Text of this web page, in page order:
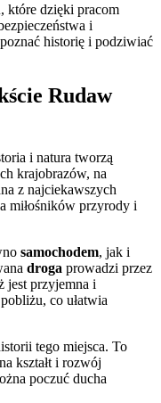
, które dzięki pracom
i
historię i podziwiać
Rudaw
i natura tworzą
krajobrazów, na
z najciekawszych
miłośników przyrody i
samochodem, jak i
droga prowadzi przez
jest przyjemna i
co ułatwia
tego miejsca. To
kształt i rozwój
poczuć ducha